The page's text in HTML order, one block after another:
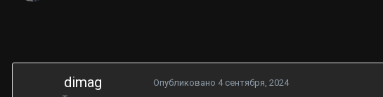
dimag Опубликовано 4 сентября, 2024